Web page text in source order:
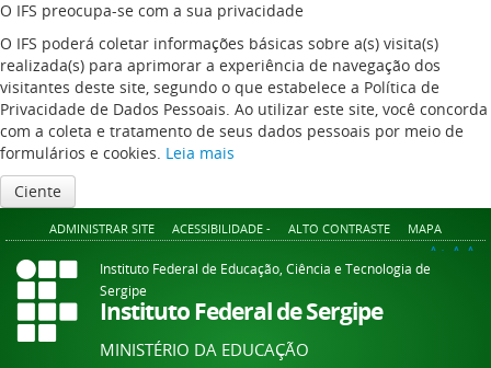
O IFS preocupa-se com a sua privacidade
O IFS poderá coletar informações básicas sobre a(s) visita(s)
realizada(s) para aprimorar a experiência de navegação dos
visitantes deste site, segundo o que estabelece a Política de
Privacidade de Dados Pessoais. Ao utilizar este site, você concorda
com a coleta e tratamento de seus dados pessoais por meio de
formulários e cookies. Leia mais
Ciente
ADMINISTRAR SITE ACESSIBILIDADE - ALTO CONTRASTE MAPA
A+ A A-
Instituto Federal de Educação, Ciência e Tecnologia de
Sergipe
Instituto Federal de Sergipe
MINISTÉRIO DA EDUCAÇÃO